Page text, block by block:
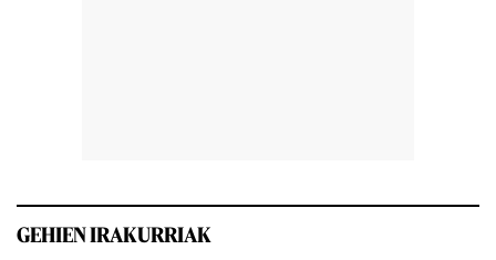
GEHIEN IRAKURRIAK